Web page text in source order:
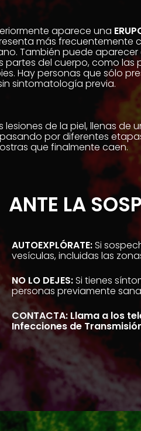
aparece una
más frecuentemente
También puede
partes del cuerpo, como las
Hay personas que sólo
sintomatología previa.
lesiones de la piel, llenas de
por diferentes
que finalmente caen.
ANTE LA
AUTOEXPLÓRATE:Si
vesículas, incluidas las
NO LO DEJES:Si tienes
personas previamente
CONTACTA: Llama a los
Infecciones de